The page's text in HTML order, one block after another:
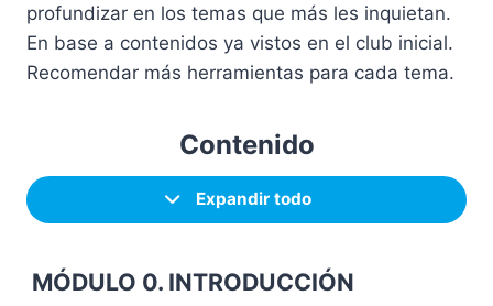
profundizar en los temas que más les inquietan.
En base a contenidos ya vistos en el club inicial.
Recomendar más herramientas para cada tema.
Contenido
Expandir todo
MÓDULO 0. INTRODUCCIÓN